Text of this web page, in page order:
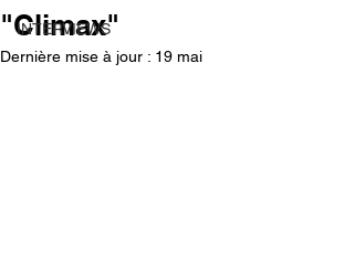
INTERVIEWS
"Climax"
Dernière mise à jour : 19 mai